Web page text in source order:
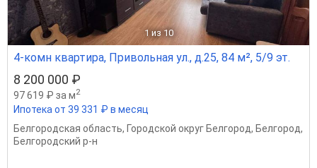
1 из 10
4-комн квартира, Привольная ул., д.25, 84 м², 5/9 эт.
8 200 000 ₽
97 619 ₽ за м2
Ипотека от 39 331 ₽ в месяц
Белгородская область, Городской округ Белгород, Белгород,
Белгородский р-н